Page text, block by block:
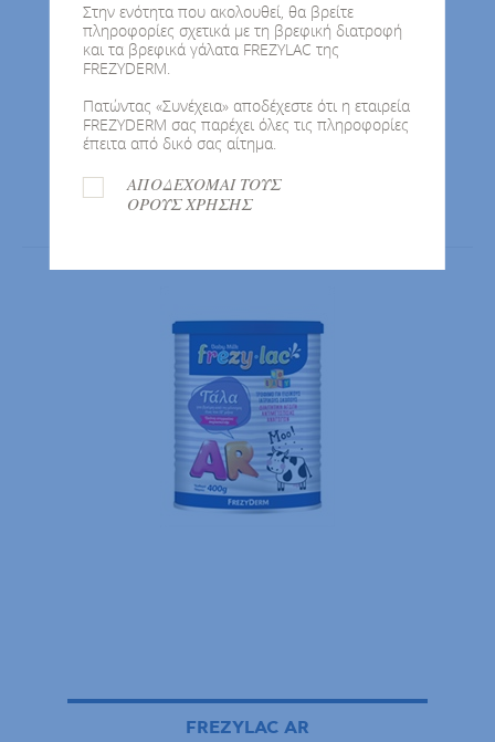
Στην ενότητα που ακολουθεί, θα βρείτε
πληροφορίες σχετικά με τη βρεφική διατροφή
και τα βρεφικά γάλατα FREZYLAC της
FREZYDERM.
Πατώντας «Συνέχεια» αποδέχεστε ότι η εταιρεία
FREZYDERM σας παρέχει όλες τις πληροφορίες
έπειτα από δικό σας αίτημα.
ΑΠΟΔΕΧΟΜΑΙ ΤΟΥΣ
ΟΡΟΥΣ ΧΡΗΣΗΣ
FREZYLAC AC PLUS
Διαιτητική Διαχείριση Αντιμετώπισης Κολικών
FREZYLAC AR